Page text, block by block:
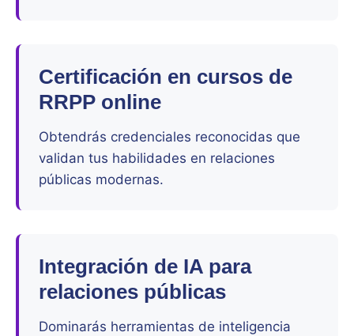
Certificación en cursos de
RRPP online
Obtendrás credenciales reconocidas que
validan tus habilidades en relaciones
públicas modernas.
Integración de IA para
relaciones públicas
Dominarás herramientas de inteligencia